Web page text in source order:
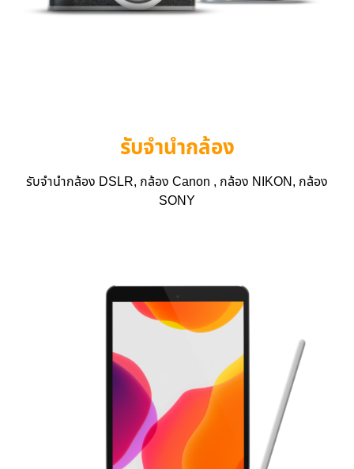
รับจำนำกล้อง
รับจำนำกล้อง DSLR, กล้อง Canon , กล้อง NIKON, กล้อง
SONY